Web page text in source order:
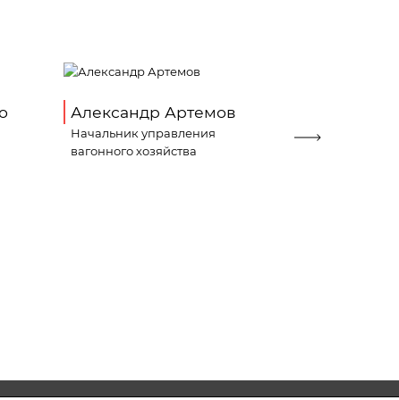
Александр Артемов
Начальник управления
вагонного хозяйства
Директор по